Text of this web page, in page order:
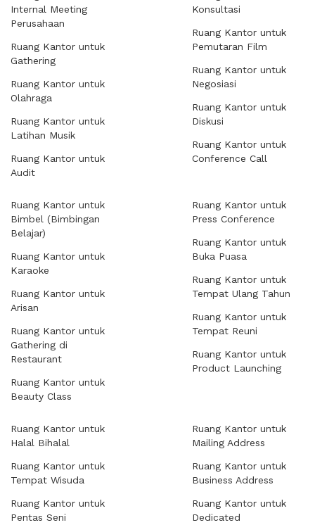
Internal Meeting
Perusahaan
Ruang Kantor untuk
Gathering
Ruang Kantor untuk
Olahraga
Ruang Kantor untuk
Latihan Musik
Ruang Kantor untuk
Audit
Konsultasi
Ruang Kantor untuk
Pemutaran Film
Ruang Kantor untuk
Negosiasi
Ruang Kantor untuk
Diskusi
Ruang Kantor untuk
Conference Call
Ruang Kantor untuk
Bimbel (Bimbingan
Belajar)
Ruang Kantor untuk
Karaoke
Ruang Kantor untuk
Arisan
Ruang Kantor untuk
Gathering di
Restaurant
Ruang Kantor untuk
Beauty Class
Ruang Kantor untuk
Press Conference
Ruang Kantor untuk
Buka Puasa
Ruang Kantor untuk
Tempat Ulang Tahun
Ruang Kantor untuk
Tempat Reuni
Ruang Kantor untuk
Product Launching
Ruang Kantor untuk
Halal Bihalal
Ruang Kantor untuk
Tempat Wisuda
Ruang Kantor untuk
Pentas Seni
Ruang Kantor untuk
Mailing Address
Ruang Kantor untuk
Business Address
Ruang Kantor untuk
Dedicated